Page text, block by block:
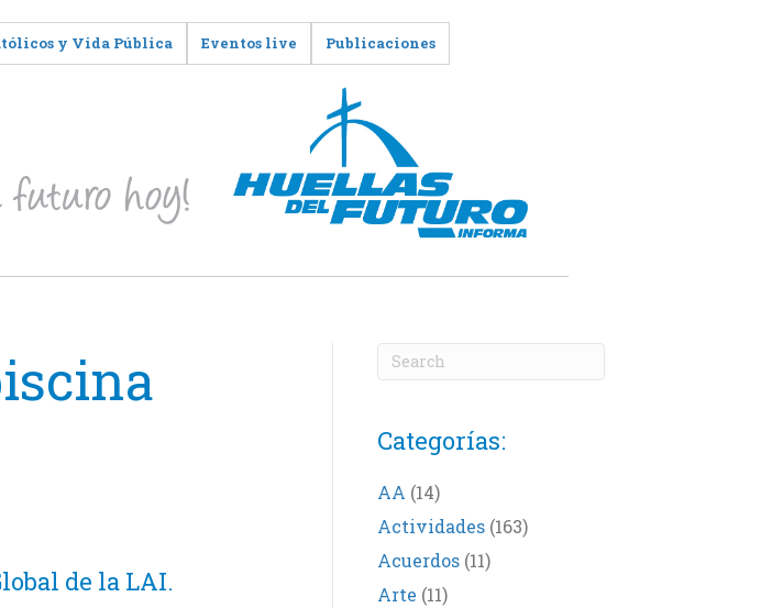
y Vida Pública Eventos live Publicaciones
de la LAI.
Categorías:
AA (14)
Actividades(163)
Acuerdos(11)
Arte (11)